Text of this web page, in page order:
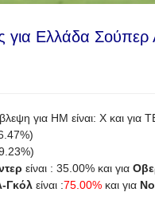
για Ελλάδα Σούπερ
για HΜ είναι: X και για
είναι : 35.00% και για
Γκόλ είναι :75.00% και για